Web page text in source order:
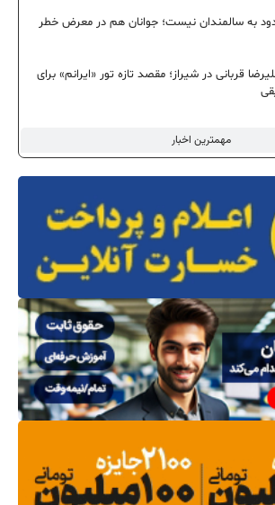
مهمترین اخبار
به سالمندان نیست؛ جوانان هم در معرض خطر
قربانی در شیراز؛ مقصد تازه تور «ایرانم» برای